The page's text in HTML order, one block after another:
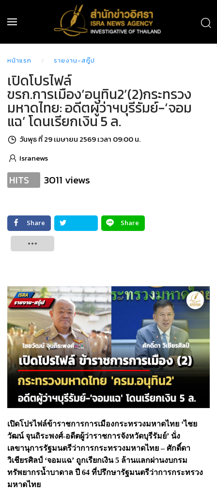
หน้าแรก รายงาน-สกู๊ป
เปิดโปรไฟล์
ขรก.การเมือง‘อนุทิน2’(2)กระทรวง
มหาดไทย: อดีตผู้ว่าฯบุรีรัมย์-‘จอม
แฉ’ โดนเรียกเงิน 5 ล.
วันพุธ ที่ 29 เมษายน 2569 เวลา 09:00 น.
Isranews
HITS 3011 views
Share
Share
เปิดโปรไฟล์ข้าราชการการเมืองกระทรวงมหาดไทย ‘ไชย
วัฒน์ จุนถิระพงศ์-อดีตผู้ว่าราชการจังหวัดบุรีรัมย์’ นั่ง
เลขานุการรัฐมนตรีว่าการกระทรวงมหาดไทย – ศักดิ์ดา
วิเชียรศิลป์ ‘จอมแฉ’ ถูกเรียกเงิน 5 ล้านแลกผ่านงบกรม
ทรัพยากรน้ำบาดาล ปี 64 ที่ปรึกษารัฐมนตรีว่าการกระทรวง
มหาดไทย